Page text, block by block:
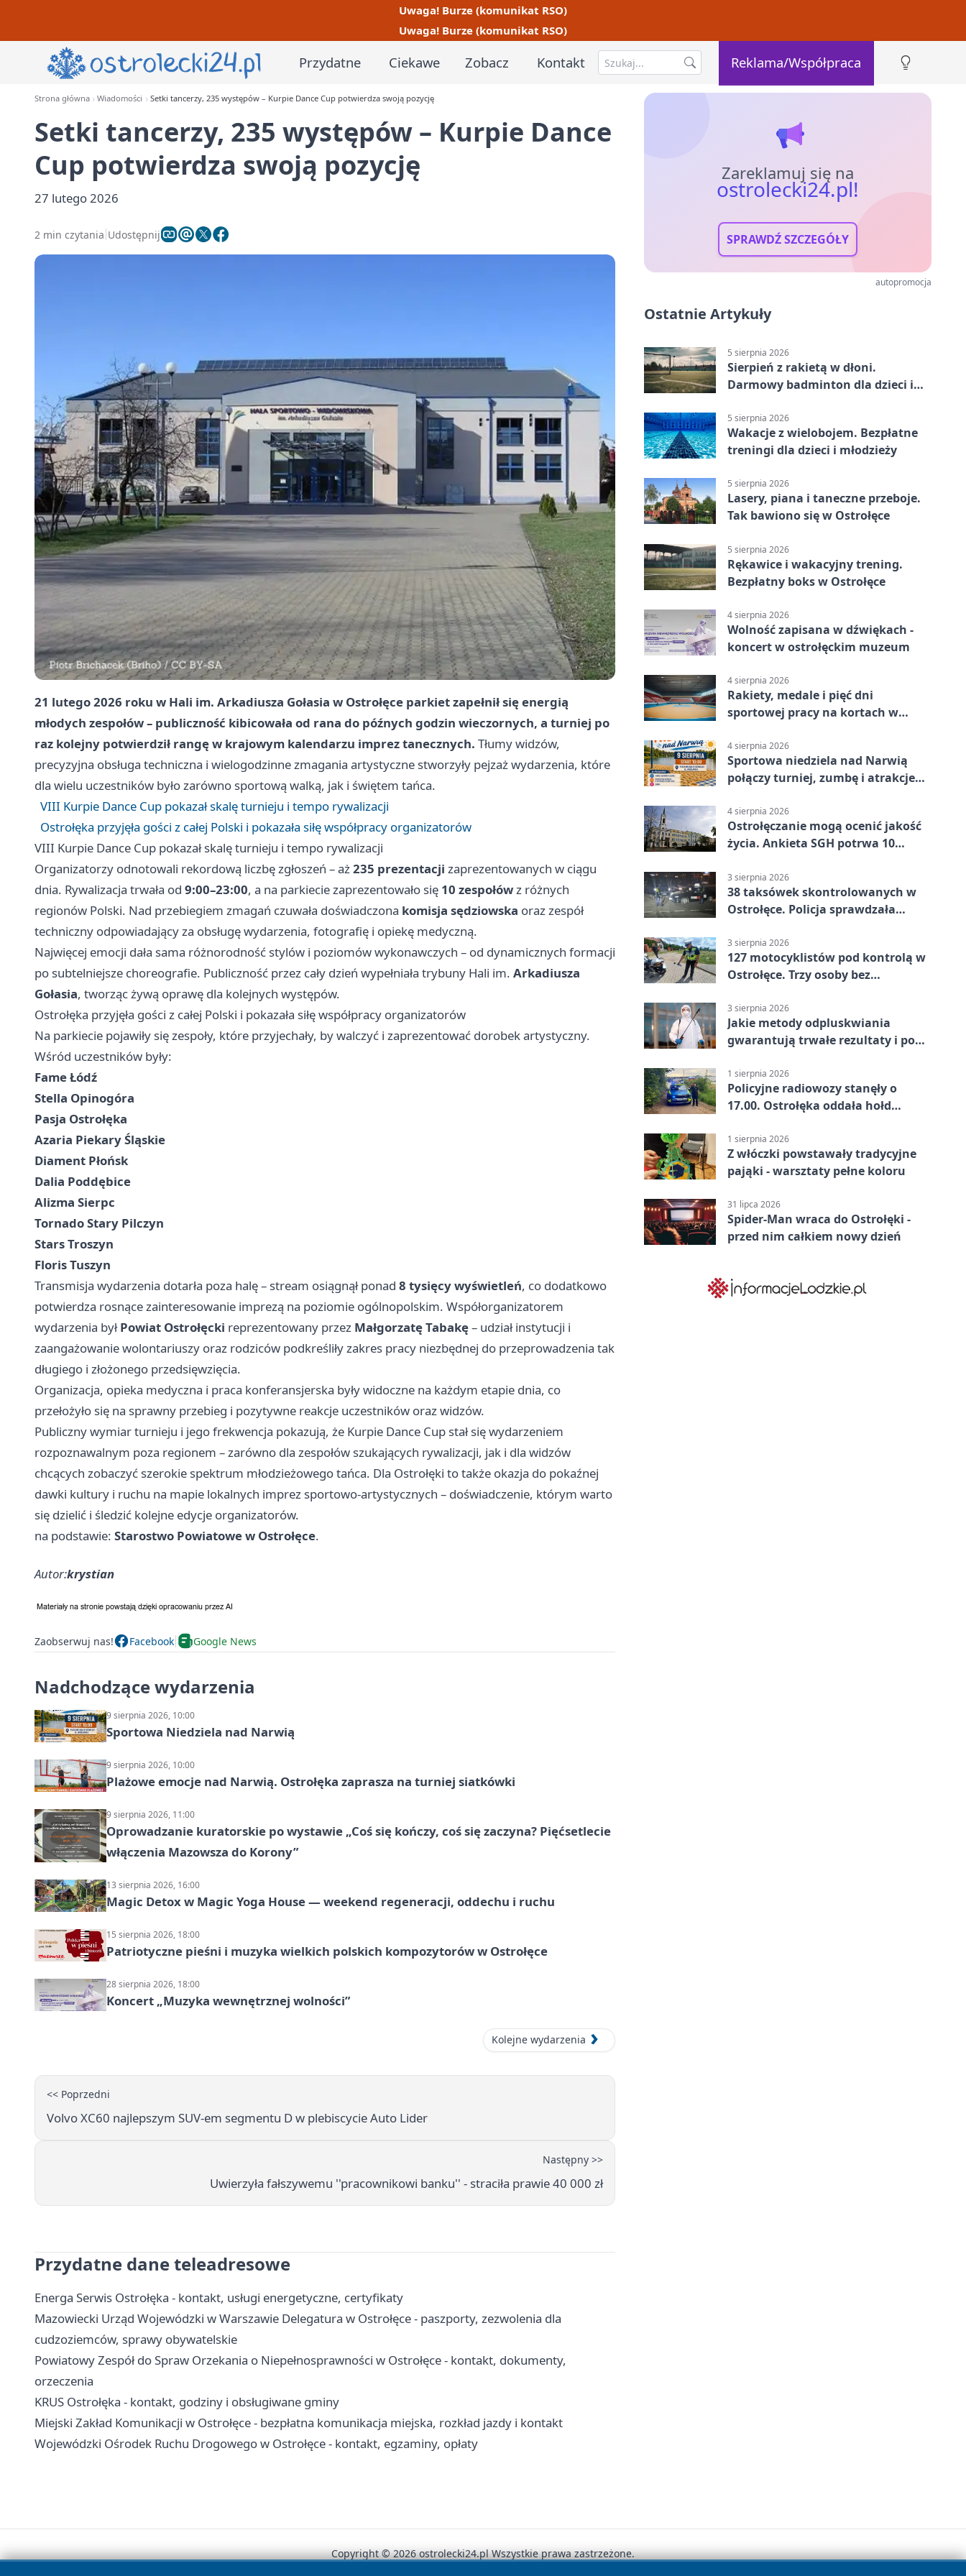
Uwaga! Burze (komunikat RSO)
Uwaga! Burze (komunikat RSO)
Przydatne Ciekawe Zobacz Kontakt Reklama/Współpraca
Strona główna Wiadomości Setki tancerzy, 235 występów – Kurpie Dance Cup potwierdza swoją pozycję
Setki tancerzy, 235 występów – Kurpie Dance
Cup potwierdza swoją pozycję
27 lutego 2026
2 min czytania Udostępnij
21 lutego 2026 roku w Hali im. Arkadiusza Gołasia w Ostrołęce parkiet zapełnił się energią
młodych zespołów – publiczność kibicowała od rana do późnych godzin wieczornych, a turniej po
raz kolejny potwierdził rangę w krajowym kalendarzu imprez tanecznych. Tłumy widzów,
precyzyjna obsługa techniczna i wielogodzinne zmagania artystyczne stworzyły pejzaż wydarzenia, które
dla wielu uczestników było zarówno sportową walką, jak i świętem tańca.
VIII Kurpie Dance Cup pokazał skalę turnieju i tempo rywalizacji
Ostrołęka przyjęła gości z całej Polski i pokazała siłę współpracy organizatorów
VIII Kurpie Dance Cup pokazał skalę turnieju i tempo rywalizacji
Organizatorzy odnotowali rekordową liczbę zgłoszeń – aż235 prezentacji zaprezentowanych w ciągu
dnia. Rywalizacja trwała od 9:00–23:00, a na parkiecie zaprezentowało się 10 zespołówz różnych
regionów Polski. Nad przebiegiem zmagań czuwała doświadczona komisja sędziowska oraz zespół
techniczny odpowiadający za obsługę wydarzenia, fotografię i opiekę medyczną.
Najwięcej emocji dała sama różnorodność stylów i poziomów wykonawczych – od dynamicznych formacji
po subtelniejsze choreografie. Publiczność przez cały dzień wypełniała trybuny Hali im. Arkadiusza
Gołasia, tworząc żywą oprawę dla kolejnych występów.
Ostrołęka przyjęła gości z całej Polski i pokazała siłę współpracy organizatorów
Na parkiecie pojawiły się zespoły, które przyjechały, by walczyć i zaprezentować dorobek artystyczny.
Wśród uczestników były:
Fame Łódź
Stella Opinogóra
Pasja Ostrołęka
Azaria Piekary Śląskie
Diament Płońsk
Dalia Poddębice
Alizma Sierpc
Tornado Stary Pilczyn
Stars Troszyn
Floris Tuszyn
Transmisja wydarzenia dotarła poza halę – stream osiągnął ponad 8 tysięcy wyświetleń, co dodatkowo
potwierdza rosnące zainteresowanie imprezą na poziomie ogólnopolskim. Współorganizatorem
wydarzenia byłPowiat Ostrołęcki reprezentowany przez Małgorzatę Tabakę– udział instytucji i
zaangażowanie wolontariuszy oraz rodziców podkreśliły zakres pracy niezbędnej do przeprowadzenia tak
długiego i złożonego przedsięwzięcia.
Organizacja, opieka medyczna i praca konferansjerska były widoczne na każdym etapie dnia, co
przełożyło się na sprawny przebieg i pozytywne reakcje uczestników oraz widzów.
Publiczny wymiar turnieju i jego frekwencja pokazują, że Kurpie Dance Cup stał się wydarzeniem
rozpoznawalnym poza regionem – zarówno dla zespołów szukających rywalizacji, jak i dla widzów
chcących zobaczyć szerokie spektrum młodzieżowego tańca. Dla Ostrołęki to także okazja do pokaźnej
dawki kultury i ruchu na mapie lokalnych imprez sportowo-artystycznych – doświadczenie, którym warto
się dzielić i śledzić kolejne edycje organizatorów.
na podstawie: Starostwo Powiatowe w Ostrołęce.
Autor:krystian
Zaobserwuj nas! Facebook Google News
Nadchodzące wydarzenia
9 sierpnia 2026, 10:00
Sportowa Niedziela nad Narwią
9 sierpnia 2026, 10:00
Plażowe emocje nad Narwią. Ostrołęka zaprasza na turniej siatkówki
9 sierpnia 2026, 11:00
Oprowadzanie kuratorskie po wystawie „Coś się kończy, coś się zaczyna? Pięćsetlecie
włączenia Mazowsza do Korony”
13 sierpnia 2026, 16:00
Magic Detox w Magic Yoga House — weekend regeneracji, oddechu i ruchu
15 sierpnia 2026, 18:00
Patriotyczne pieśni i muzyka wielkich polskich kompozytorów w Ostrołęce
28 sierpnia 2026, 18:00
Koncert „Muzyka wewnętrznej wolności”
Kolejne wydarzenia
<< Poprzedni
Volvo XC60 najlepszym SUV-em segmentu D w plebiscycie Auto Lider
Następny >>
Uwierzyła fałszywemu ''pracownikowi banku'' - straciła prawie 40 000 zł
Przydatne dane teleadresowe
Energa Serwis Ostrołęka - kontakt, usługi energetyczne, certyfikaty
Mazowiecki Urząd Wojewódzki w Warszawie Delegatura w Ostrołęce - paszporty, zezwolenia dla
cudzoziemców, sprawy obywatelskie
Powiatowy Zespół do Spraw Orzekania o Niepełnosprawności w Ostrołęce - kontakt, dokumenty,
orzeczenia
KRUS Ostrołęka - kontakt, godziny i obsługiwane gminy
Miejski Zakład Komunikacji w Ostrołęce - bezpłatna komunikacja miejska, rozkład jazdy i kontakt
Wojewódzki Ośrodek Ruchu Drogowego w Ostrołęce - kontakt, egzaminy, opłaty
Zareklamuj się na
ostrolecki24.pl!
SPRAWDŹ SZCZEGÓŁY
autopromocja
Ostatnie Artykuły
5 sierpnia 2026
Sierpień z rakietą w dłoni.
Darmowy badminton dla dzieci i
5 sierpnia 2026
Wakacje z wielobojem. Bezpłatne
treningi dla dzieci i młodzieży
5 sierpnia 2026
Lasery, piana i taneczne przeboje.
Tak bawiono się w Ostrołęce
5 sierpnia 2026
Rękawice i wakacyjny trening.
Bezpłatny boks w Ostrołęce
4 sierpnia 2026
Wolność zapisana w dźwiękach -
koncert w ostrołęckim muzeum
4 sierpnia 2026
Rakiety, medale i pięć dni
sportowej pracy na kortach w
4 sierpnia 2026
Sportowa niedziela nad Narwią
połączy turniej, zumbę i atrakcje
4 sierpnia 2026
Ostrołęczanie mogą ocenić jakość
życia. Ankieta SGH potrwa 10
3 sierpnia 2026
38 taksówek skontrolowanych w
Ostrołęce. Policja sprawdzała
3 sierpnia 2026
127 motocyklistów pod kontrolą w
Ostrołęce. Trzy osoby bez
3 sierpnia 2026
Jakie metody odpluskwiania
gwarantują trwałe rezultaty i po
wykonawcę?
1 sierpnia 2026
Policyjne radiowozy stanęły o
17.00. Ostrołęka oddała hołd
1 sierpnia 2026
Z włóczki powstawały tradycyjne
pająki - warsztaty pełne koloru
31 lipca 2026
Spider-Man wraca do Ostrołęki -
przed nim całkiem nowy dzień
Copyright © 2026 ostrolecki24.pl Wszystkie prawa zastrzeżone.